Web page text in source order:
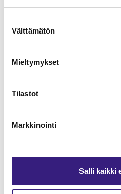
valinta
Välttämätön
Mieltymykset
Tilastot
Markkinointi
Salli kaikki
Jarmo Annala, Janne Fredman
10.10.2024 7 min
TEKNOLOGIA JA PROSESSIT
Gene­ratiivinen
7.5.2024 10 min